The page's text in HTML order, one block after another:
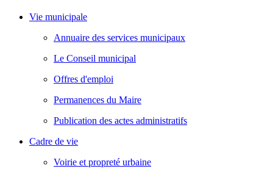
Vie municipale
Annuaire des services municipaux
Le Conseil municipal
Offres d'emploi
Permanences du Maire
Publication des actes administratifs
Cadre de vie
Voirie et propreté urbaine